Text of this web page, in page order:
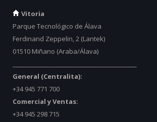
Vitoria
Parque Tecnológico de Álava
Ferdinand Zeppelin, 2 (Lantek)
01510 Miñano (Araba/Álava)
General (Centralita):
+34 945 771 700
Comercial y Ventas:
+34 945 298 715